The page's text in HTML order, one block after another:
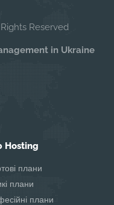
Reserved
in Ukraine
Hosting
плани
плани
плани